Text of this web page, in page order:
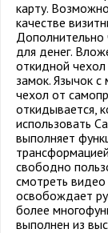
карту.
качестве
для денег.
откидной
замок. Язычок
чехол от
откидывается,
использовать
выполняет
свободно
смотреть видео
освобождает
более
выполнен из